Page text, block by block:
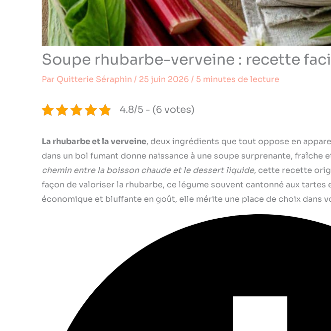
Soupe rhubarbe-verveine : recette
Par Quitterie Séraphin / 25 juin 2026 / 5 minutes de lecture
4.8/5 - (6 votes)
La rhubarbe et la verveine, deux ingrédients que tout oppose en
dans un bol fumant donne naissance à une soupe surprenante, fraîche
chemin entre la boisson chaude et le dessert liquide, cette recette
façon de valoriser la rhubarbe, ce légume souvent cantonné aux tartes
économique et bluffante en goût, elle mérite une place de choix dans